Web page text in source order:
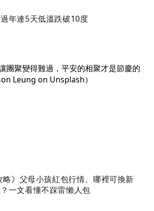
年連5天低溫跌破10度
》父母小孩紅包行情、哪裡可換新
一文看懂不踩雷懶人包